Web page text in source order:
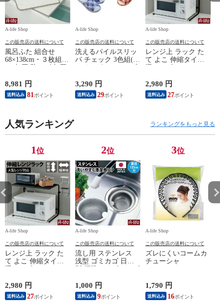
A-life Shop
この販売店の送料について
風呂ふた 組合せ
68×138cm・３枚組
タ お風呂 ふた 軽い
ホワイト コンパクト
【M14】68×138cm・
8,981 円
送料込み 81
A-life Shop
この販売店の送料について
洗えるパイルスリッ
パ チェック 3色組(レ
3,290 円
送料込み 29
A-life Shop
この販売店の送料について
レンジ上 ラック た
て よこ 伸縮タイプ
レンジラック オーブ
ン
2,980 円
送料込み 27
人気ランキング ランキングをもっと見る
1位
A-life Shop
この販売店の送料について
レンジ上 ラック た
て よこ 伸縮タイプ
レンジラック オーブ
ン
2,980 円
送料込み 27
2位
A-life Shop
この販売店の送料について
流し用 ステンレス
浅型 ゴミカゴ 日本
口 キッチン 流し台
台所用品
1,000 円
送料込み 9
3位
A-life Shop
この販売店の送料について
ズレにくいコームカ
チューシャ
1,790 円
送料込み 16